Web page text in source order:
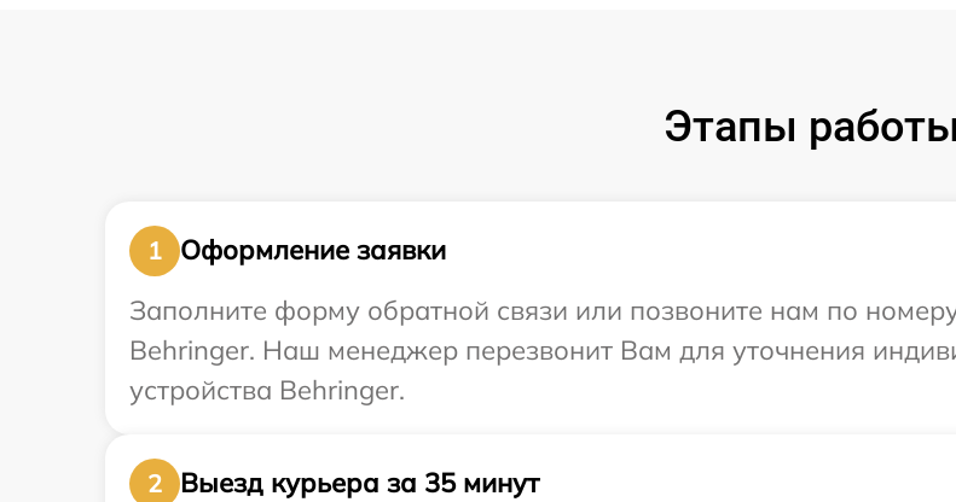
Этапы работы
1
Оформление заявки
Заполните форму обратной связи или позвоните нам по
Behringer. Наш менеджер перезвонит Вам для уточнения
устройства Behringer.
2
Выезд курьера за 35 минут